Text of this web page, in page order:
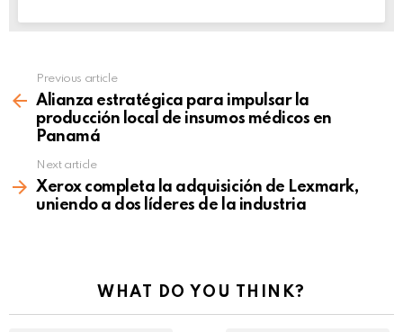
more
Previous article
Alianza estratégica para impulsar la
producción local de insumos médicos en
Panamá
Next article
Xerox completa la adquisición de Lexmark,
uniendo a dos líderes de la industria
WHAT DO YOU THINK?